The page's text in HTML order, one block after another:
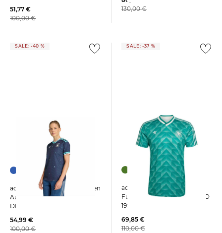
51,77 €
100,00 €
130,00 €
SALE: -40 %
adidas Performance | Damen
Auswärtstrikot
DEUTSCHLAND WM 2026
54,99 €
100,00 €
SALE: -37 %
adidas Performance |
Fußballtrikot DEUTSCHLAND
1990 AUSWÄRTS
69,85 €
110,00 €